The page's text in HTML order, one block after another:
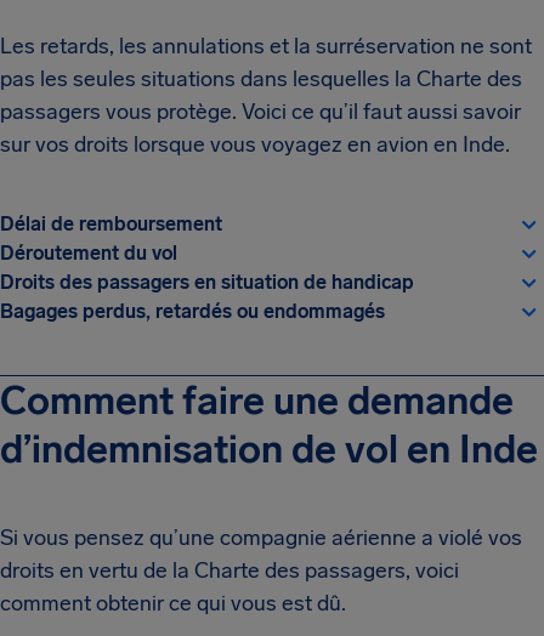
Les retards, les annulations et la surréservation ne sont
pas les seules situations dans lesquelles la Charte des
passagers vous protège. Voici ce qu’il faut aussi savoir
sur vos droits lorsque vous voyagez en avion en Inde.
Délai de remboursement
Déroutement du vol
Droits des passagers en situation de handicap
Bagages perdus, retardés ou endommagés
Comment faire une demande
d’indemnisation de vol en Inde
Si vous pensez qu’une compagnie aérienne a violé vos
droits en vertu de la Charte des passagers, voici
comment obtenir ce qui vous est dû.